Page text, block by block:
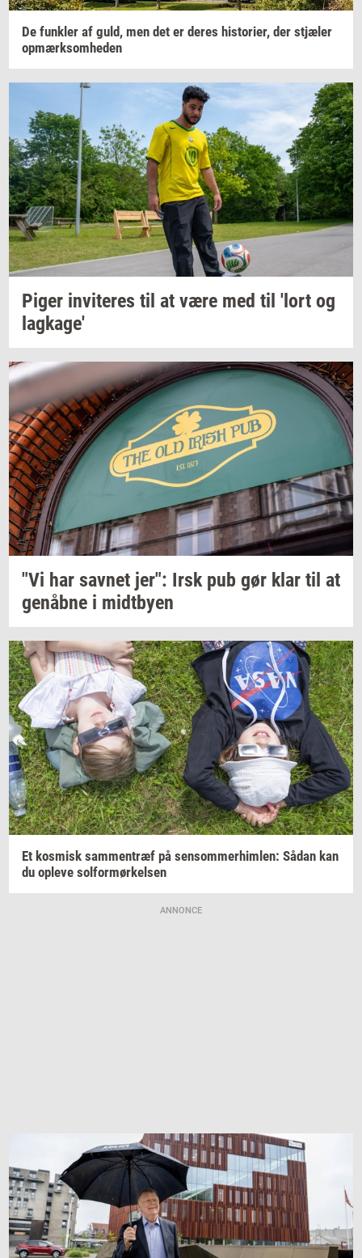
De funk­ler af guld, men det er deres hi­sto­ri­er, der stjæ­ler
op­mærk­som­he­den
Piger in­vi­te­res til at være med til 'lort og
lag­ka­ge'
"Vi har sav­net jer": Irsk pub gør klar til at
genåb­ne i midt­by­en
Et kos­misk sam­men­træf på sen­som­mer­him­len: Sådan kan
du op­le­ve sol­for­mør­kel­sen
ANNONCE